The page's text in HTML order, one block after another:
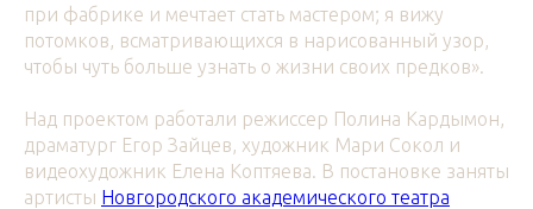
при фабрике и мечтает стать мастером; я вижу
потомков, всматривающихся в нарисованный узор,
чтобы чуть больше узнать о жизни своих предков».
Над проектом работали режиссер Полина Кардымон,
драматург Егор Зайцев, художник Мари Сокол и
видеохудожник Елена Коптяева. В постановке заняты
артисты Новгородского академического театра